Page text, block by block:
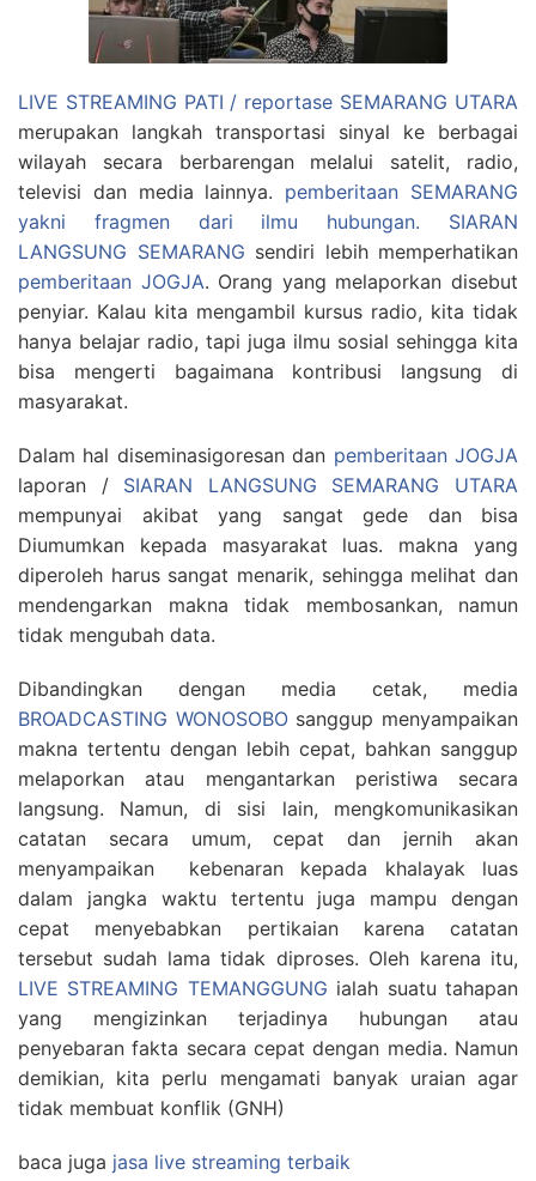
LIVE STREAMING PATI / reportase SEMARANG UTARA
merupakan langkah transportasi sinyal ke berbagai
wilayah secara berbarengan melalui satelit, radio,
televisi dan media lainnya. pemberitaan SEMARANG
yakni fragmen dari ilmu hubungan. SIARAN
LANGSUNG SEMARANG sendiri lebih memperhatikan
pemberitaan JOGJA. Orang yang melaporkan disebut
penyiar. Kalau kita mengambil kursus radio, kita tidak
hanya belajar radio, tapi juga ilmu sosial sehingga kita
bisa mengerti bagaimana kontribusi langsung di
masyarakat.
Dalam hal diseminasigoresan dan pemberitaan JOGJA
laporan / SIARAN LANGSUNG SEMARANG UTARA
mempunyai akibat yang sangat gede dan bisa
Diumumkan kepada masyarakat luas. makna yang
diperoleh harus sangat menarik, sehingga melihat dan
mendengarkan makna tidak membosankan, namun
tidak mengubah data.
Dibandingkan dengan media cetak, media
BROADCASTING WONOSOBOsanggup menyampaikan
makna tertentu dengan lebih cepat, bahkan sanggup
melaporkan atau mengantarkan peristiwa secara
langsung. Namun, di sisi lain, mengkomunikasikan
catatan secara umum, cepat dan jernih akan
menyampaikan kebenaran kepada khalayak luas
dalam jangka waktu tertentu juga mampu dengan
cepat menyebabkan pertikaian karena catatan
tersebut sudah lama tidak diproses. Oleh karena itu,
LIVE STREAMING TEMANGGUNG ialah suatu tahapan
yang mengizinkan terjadinya hubungan atau
penyebaran fakta secara cepat dengan media. Namun
demikian, kita perlu mengamati banyak uraian agar
tidak membuat konflik (GNH)
baca juga jasa live streaming terbaik